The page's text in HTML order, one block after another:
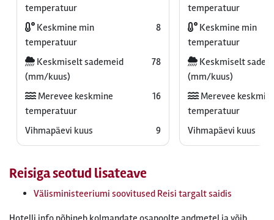
temperatuur
Keskmine min
temperatuur
8
Keskmiselt sademeid
(mm/kuus)
78
Merevee keskmine
temperatuur
16
Vihmapäevi kuus 9
temperatuur
Keskmine min
temperatuur
Keskmiselt
(mm/kuus)
Merevee
temperatuur
Vihmapäevi kuus
Reisiga seotud lisateave
Välisministeeriumi soovitused Reisi targalt saidis